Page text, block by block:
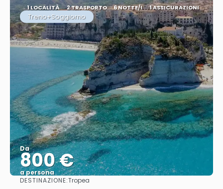
1 LOCALITÀ 2 TRASPORTO 6 NOTTE/I 1 ASSICURAZIONI
Treno+Soggiorno
Da
800 €
a persona
DESTINAZIONE:Tropea